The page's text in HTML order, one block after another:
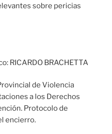
sobre pericias
RICARDO BRACHETTA
de Violencia
a los Derechos
Protocolo de
encierro.